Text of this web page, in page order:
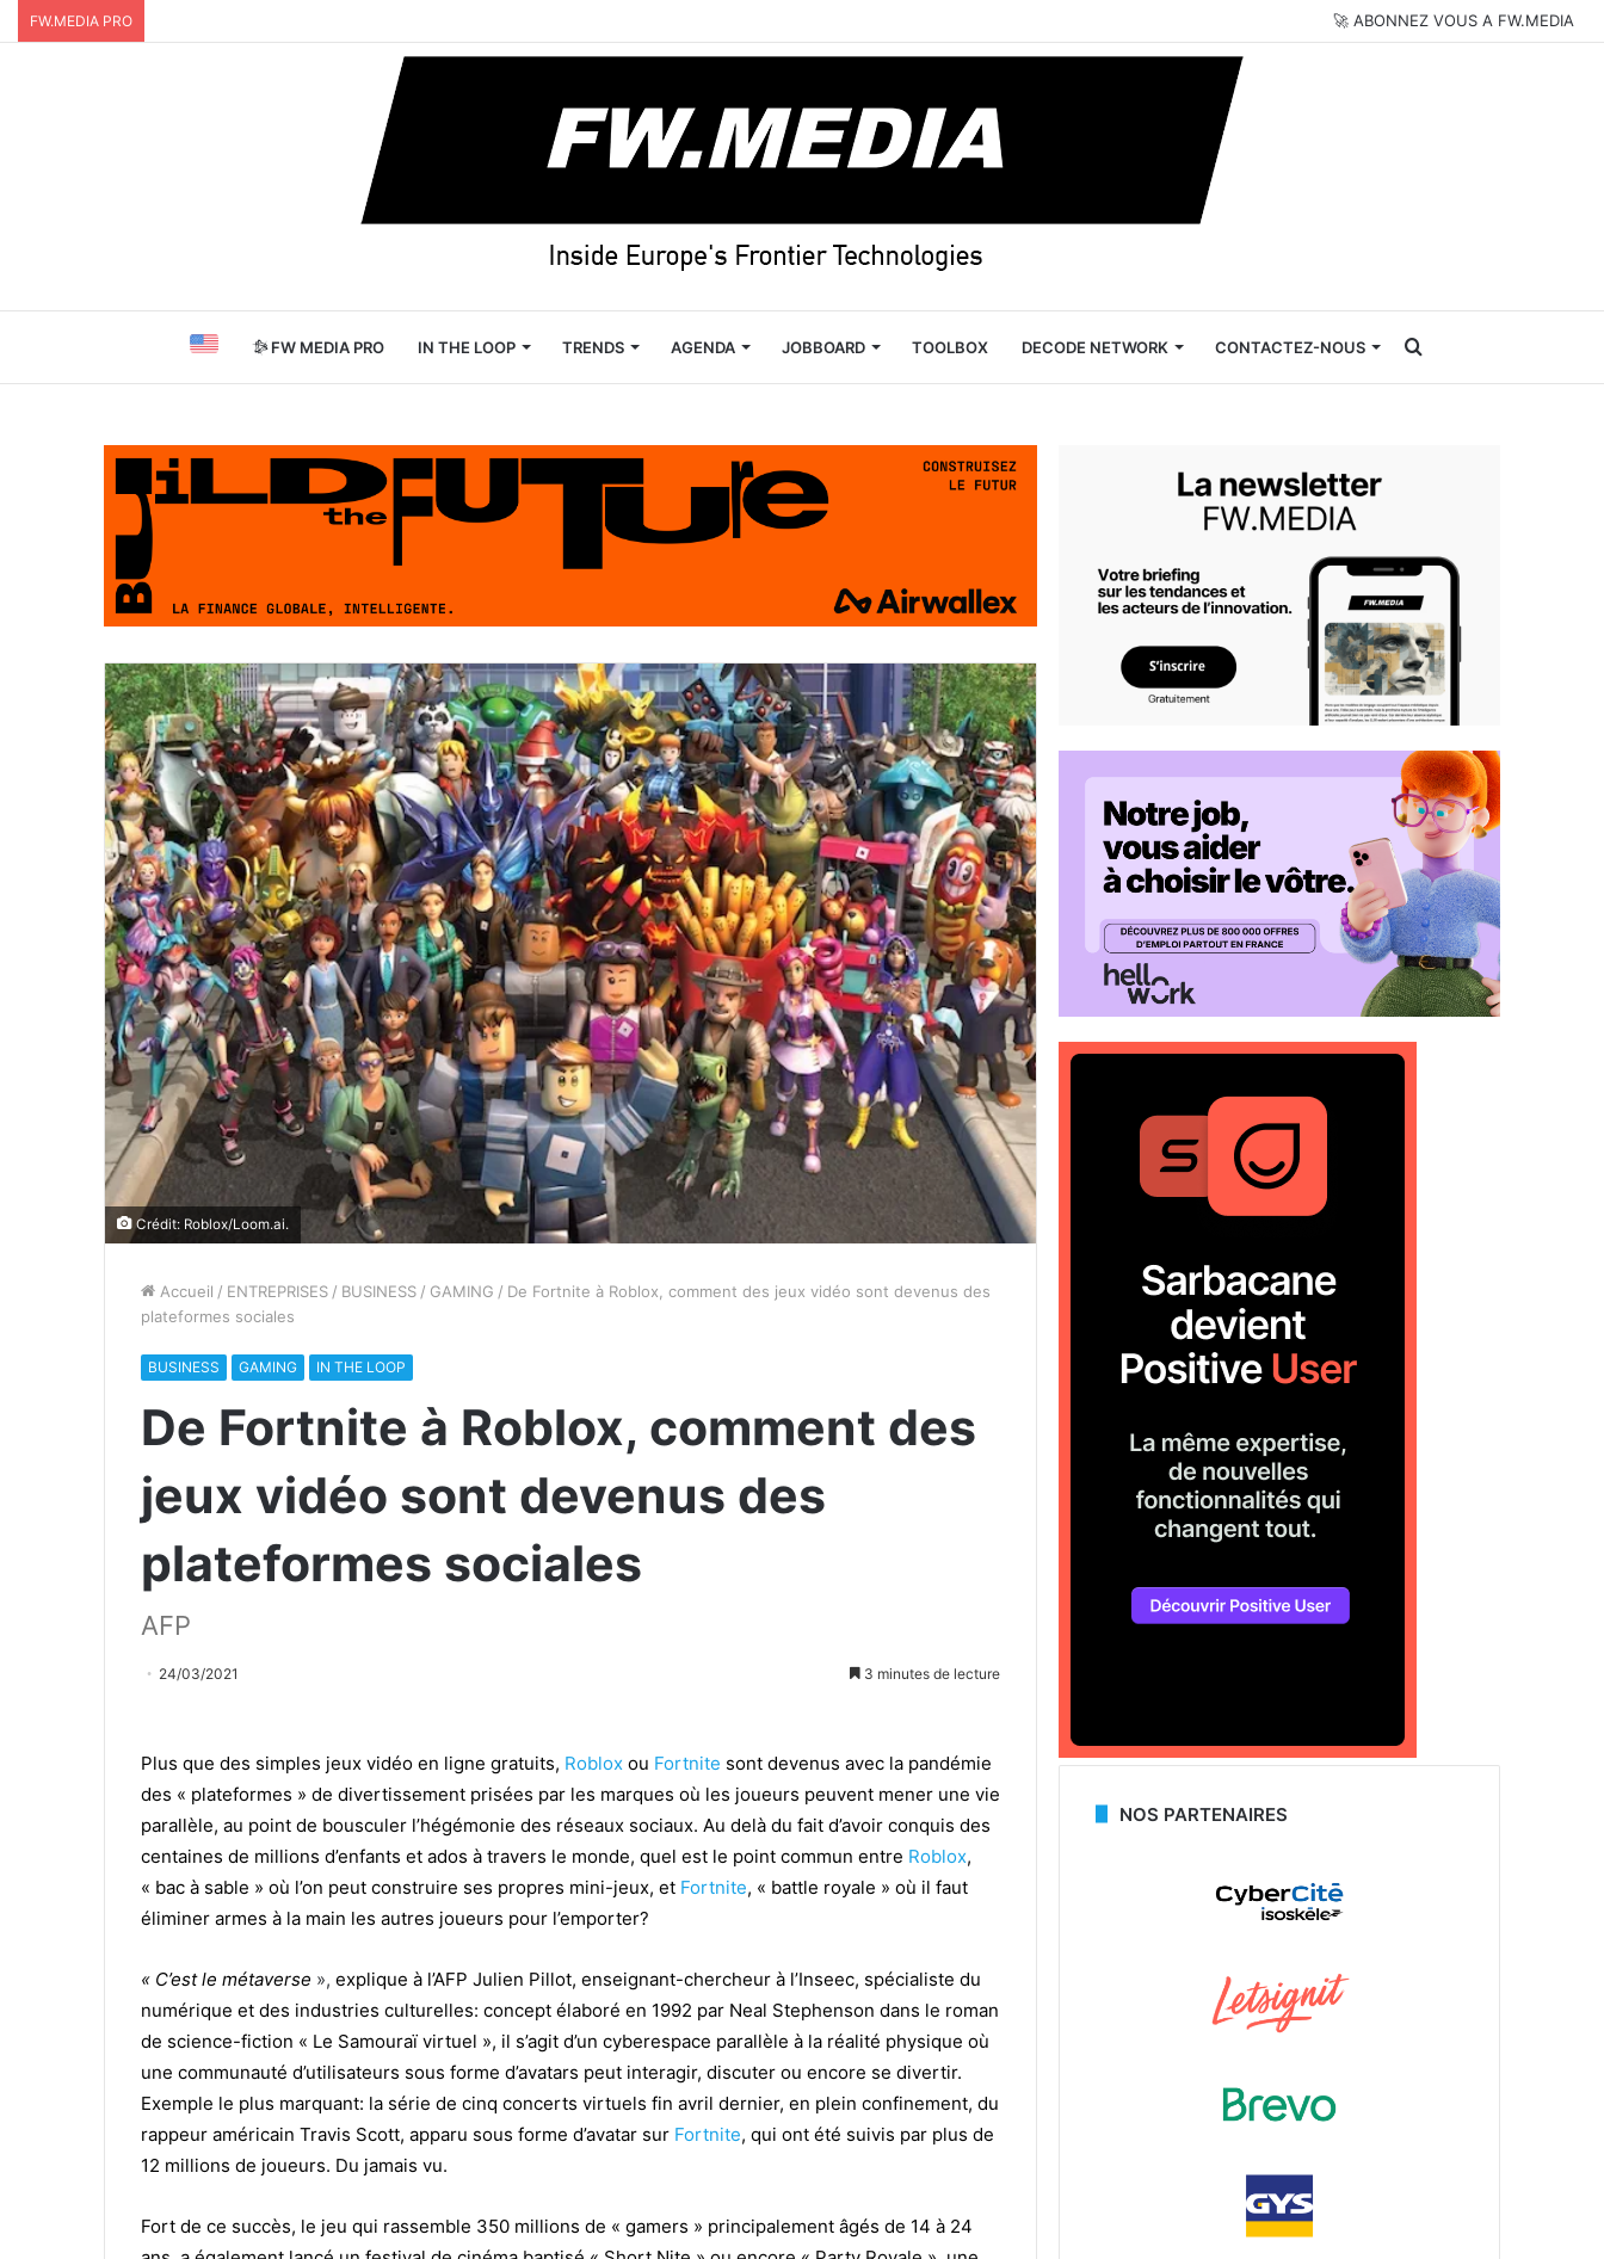
FW.MEDIA PRO 🚀 ABONNEZ VOUS A FW.MEDIA
FW MEDIA PRO IN THE LOOP TRENDS AGENDA JOBBOARD TOOLBOX DECODE NETWORK CONTACTEZ-NOUS Rechercher
Crédit: Roblox/Loom.ai.
Accueil / ENTREPRISES / BUSINESS / GAMING / De Fortnite à Roblox, comment des jeux vidéo sont devenus des
plateformes sociales
BUSINESS GAMING IN THE LOOP
De Fortnite à Roblox, comment des
jeux vidéo sont devenus des
plateformes sociales
AFP
24/03/2021 3 minutes de lecture
Plus que des simples jeux vidéo en ligne gratuits, Roblox ou Fortnite sont devenus avec la pandémie
des « plateformes » de divertissement prisées par les marques où les joueurs peuvent mener une vie
parallèle, au point de bousculer l’hégémonie des réseaux sociaux. Au delà du fait d’avoir conquis des
centaines de millions d’enfants et ados à travers le monde, quel est le point commun entre Roblox,
« bac à sable » où l’on peut construire ses propres mini-jeux, et Fortnite, « battle royale » où il faut
éliminer armes à la main les autres joueurs pour l’emporter?
« C’est le métaverse », explique à l’AFP Julien Pillot, enseignant-chercheur à l’Inseec, spécialiste du
numérique et des industries culturelles: concept élaboré en 1992 par Neal Stephenson dans le roman
de science-fiction « Le Samouraï virtuel », il s’agit d’un cyberespace parallèle à la réalité physique où
une communauté d’utilisateurs sous forme d’avatars peut interagir, discuter ou encore se divertir.
Exemple le plus marquant: la série de cinq concerts virtuels fin avril dernier, en plein confinement, du
rappeur américain Travis Scott, apparu sous forme d’avatar sur Fortnite, qui ont été suivis par plus de
12 millions de joueurs. Du jamais vu.
Fort de ce succès, le jeu qui rassemble 350 millions de « gamers » principalement âgés de 14 à 24
NOS PARTENAIRES